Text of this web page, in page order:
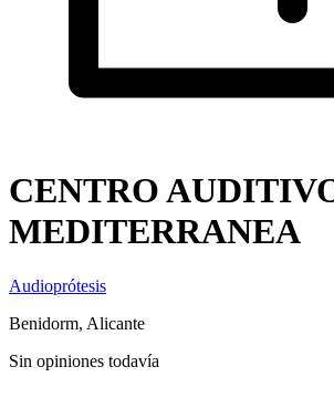
CENTRO
MEDITERRANEA
Audioprótesis
Benidorm, Alicante
Sin opiniones todavía